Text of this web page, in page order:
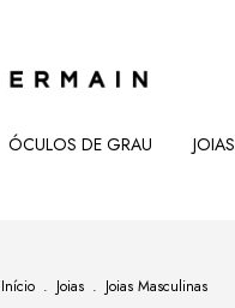
ÓCULOS DE GRAU JOIAS
Início . Joias . Joias Masculinas